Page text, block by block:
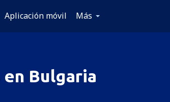
Aplicación móvil Más
en Bulgaria